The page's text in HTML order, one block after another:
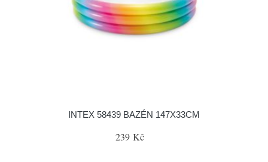
INTEX 58439 BAZÉN 147X33CM
239 Kč